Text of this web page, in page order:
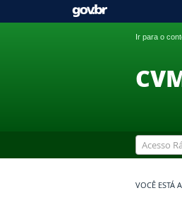
Ir para o
Acesso
VOCÊ ESTÁ